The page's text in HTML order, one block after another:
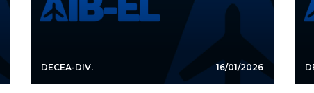
DECEA-DIV. 16/01/2026